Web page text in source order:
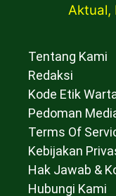
Aktual,
Tentang Kami
Redaksi
Kode Etik
Pedoman
Terms Of
Kebijakan
Hak Jawab &
Hubungi Kami